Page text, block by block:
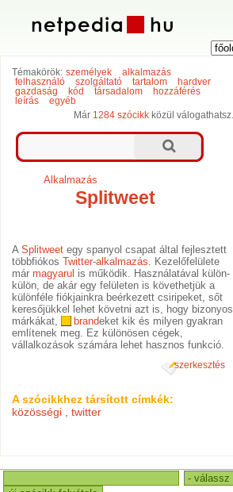
Témakörök: személyek
alkalmazás
felhasználó
szolgáltató tartalom
hardver
gazdaság
kód társadalom
hozzáférés
leírás
egyéb
Már 1284 szócikk közül válogathatsz.
Alkalmazás
Splitweet
ASplitweet egy spanyol csapat által fejlesztett
többfiókosTwitter-alkalmazás. Kezelőfelülete
mármagyarul is működik. Használatával külön-
külön, de akár egy felületen is követhetjük a
különféle fiókjainkra beérkezett csiripeket, sőt
keresőjükkel lehet követni azt is, hogy bizonyos
márkákat,
brandeket kik és milyen gyakran
említenek meg. Ez különösen cégek,
vállalkozások számára lehet hasznos funkció.
szerkesztés
A szócikkhez társított címkék:
közösségi ,twitter